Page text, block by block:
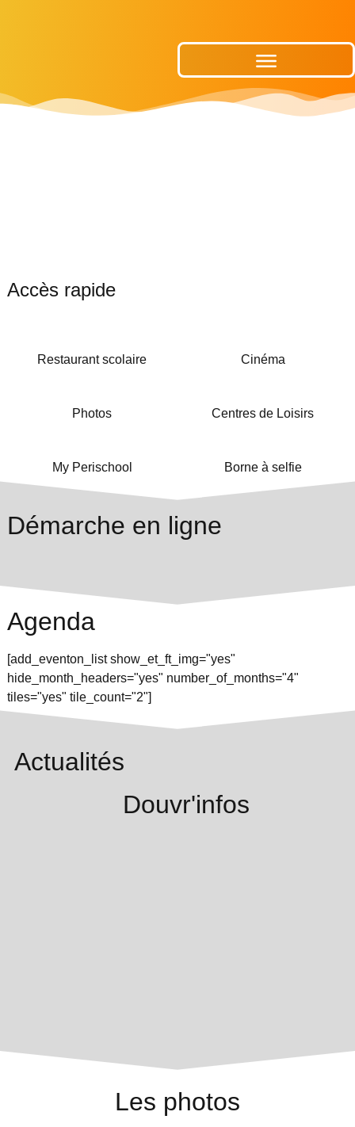
Accès rapide
Restaurant scolaire Cinéma
Photos Centres de Loisirs
My Perischool Borne à selfie
Démarche en ligne
Agenda
[add_eventon_list show_et_ft_img="yes"
hide_month_headers="yes" number_of_months="4"
tiles="yes" tile_count="2"]
Actualités
Douvr'infos
Les photos